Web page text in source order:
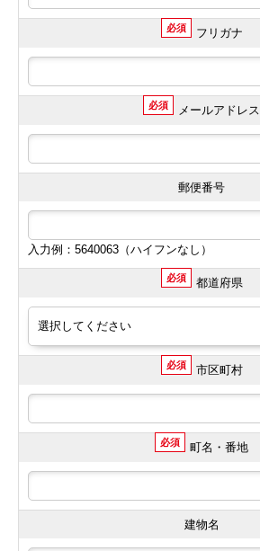
必須 フリガナ
必須 メールアドレス
郵便番号
入力例：5640063（ハイフンなし）
必須 都道府県
必須 市区町村
必須 町名・番地
建物名